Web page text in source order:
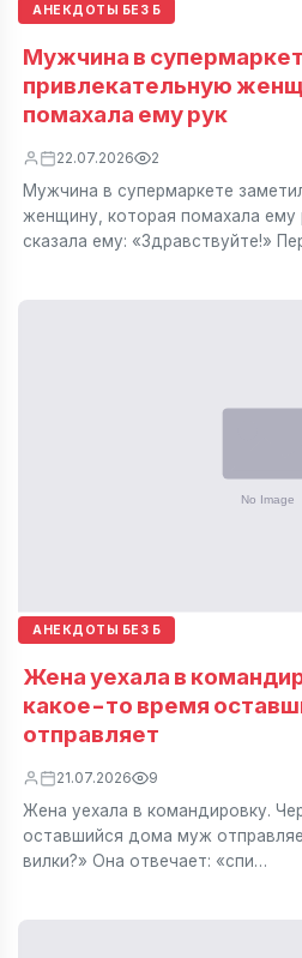
АНЕКДОТЫ БЕЗ Б
Мужчина в
привлекательную
помахала ему рук
22.07.2026 2
Мужчина в супермаркете
женщину, которая помахала ему
сказала ему: «Здравствуйте!»
АНЕКДОТЫ БЕЗ Б
Жена уехала в
какое-то время
отправляет
21.07.2026 9
Жена уехала в командировку.
оставшийся дома муж
вилки?» Она отвечает: «спи…